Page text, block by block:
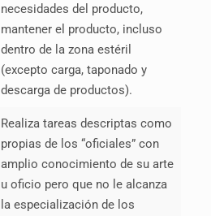
necesidades del producto,
mantener el producto, incluso
dentro de la zona estéril
(excepto carga, taponado y
descarga de productos).
Realiza tareas descriptas como
propias de los “oficiales” con
amplio conocimiento de su arte
u oficio pero que no le alcanza
la especialización de los